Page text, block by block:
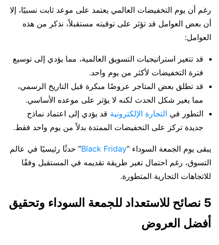
رغم أن يوم التخفيضات العالمي يعتمد على موعد ثابت نسبيًا، إلا
أن بعض العوامل قد تؤثر على توقيته مستقبلاً، نذكر من هذه
العوامل:
قد تتغير استراتيجيات التسويق العالمية، مما يؤدي إلى توسيع
فترة التخفيضات لأكثر من يوم واحد.
قد تطلق بعض المتاجر عروضًا مبكرة قبل التاريخ الرسمي،
مما يغير شكل الحدث لكنه لا يؤثر على موعده الأساسي.
التطور في التجارة الإلكترونية قد يؤدي إلى اعتماد نماذج
جديدة تركز على التخفيضات الممتدة بدلاً من يوم واحد فقط.
يبقى يوم الجمعة السوداء “Black Friday” حدثًا رئيسيًا في عالم
التسوق، رغم احتمال تغير طريقة تقديمه في المستقبل وفقًا
للاتجاهات التجارية المتطورة.
5 نصائح للاستعداد للجمعة السوداء وتحقيق
أفضل العروض